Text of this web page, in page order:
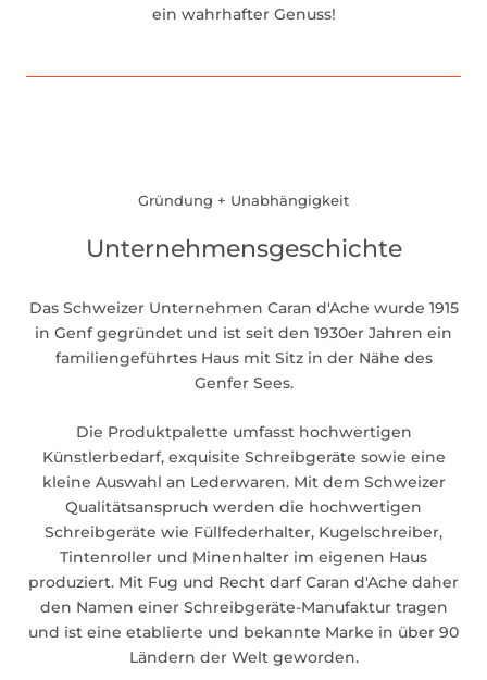
ein wahrhafter Genuss!
Gründung + Unabhängigkeit
Unternehmensgeschichte
Das Schweizer Unternehmen Caran d'Ache wurde 1915
in Genf gegründet und ist seit den 1930er Jahren ein
familiengeführtes Haus mit Sitz in der Nähe des
Genfer Sees.
Die Produktpalette umfasst hochwertigen
Künstlerbedarf, exquisite Schreibgeräte sowie eine
kleine Auswahl an Lederwaren. Mit dem Schweizer
Qualitätsanspruch werden die hochwertigen
Schreibgeräte wie Füllfederhalter, Kugelschreiber,
Tintenroller und Minenhalter im eigenen Haus
produziert. Mit Fug und Recht darf Caran d'Ache daher
den Namen einer Schreibgeräte-Manufaktur tragen
und ist eine etablierte und bekannte Marke in über 90
Ländern der Welt geworden.